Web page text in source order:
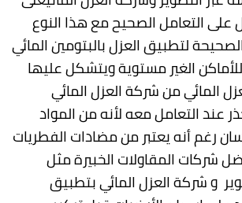
على التعامل الصحيح مع هذا النوع
لتطبيق العزل بالبتومين المائي
الغير مستوية ويتشكل عليها
المائي من شركة العزل المائي
عند التعامل معه لأنه من المواد
رغم أنه يعتبر من مضادات الفطريات
شركات المقاولات الخبيرة مثل
و شركة العزل المائي بتطبيق